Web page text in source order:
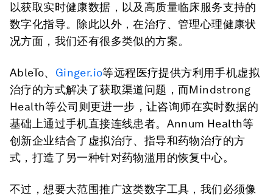
以获取实时健康数据，以及高质量临床服务支持的
数字化指导。除此以外，在治疗、管理心理健康状
况方面，我们还有很多类似的方案。
AbleTo、 Ginger.io等远程医疗提供方利用手机虚拟
治疗的方式解决了获取渠道问题，而Mindstrong
Health等公司则更进一步，让咨询师在实时数据的
基础上通过手机直接连线患者。Annum Health等
创新企业结合了虚拟治疗、指导和药物治疗的方
式，打造了另一种针对药物滥用的恢复中心。
不过，想要大范围推广这类数字工具，我们必须像